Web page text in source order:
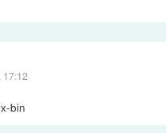
17:12
bin